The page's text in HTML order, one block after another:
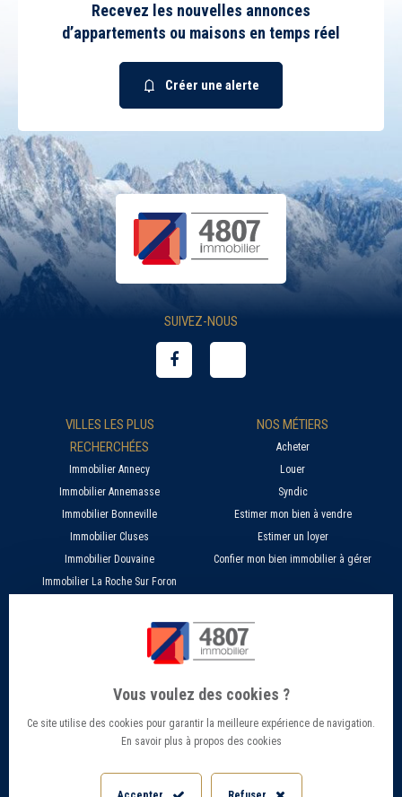
Recevez les nouvelles annonces
d’appartements ou maisons en temps réel
Créer une alerte
SUIVEZ-NOUS
VILLES LES PLUS
RECHERCHÉES
Immobilier Annecy
Immobilier Annemasse
Immobilier Bonneville
Immobilier Cluses
Immobilier Douvaine
Immobilier La Roche Sur Foron
NOS MÉTIERS
Acheter
Louer
Syndic
Estimer mon bien à vendre
Estimer un loyer
Confier mon bien immobilier à gérer
Nos agences 4807
Barème Transaction immobilière
Mentions légales
SERVICES EN LIGNE
Estimer mon bien immobilier en ligne
Candidature location
Offres d’emploi - Recrutement
Accès Extranet
Vous voulez des cookies ?
Ce site utilise des cookies pour garantir la meilleure expérience de navigation.
En savoir plus à propos des cookies